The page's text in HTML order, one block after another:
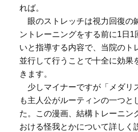
れば。
眼のストレッチは視力回復の
ントレーニングをする前に1日1
いと指導する内容で、当院のト
並行して行うことで十全に効果
きます。
少しマイナーですが「メダリ
も主人公がルーティンの一つと
た。この漫画、結構トレーニン
おける怪我とかについて詳しく